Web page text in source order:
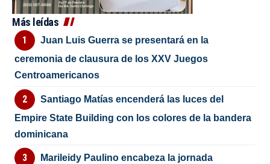
Más leídas
Juan Luis Guerra se presentará en la
ceremonia de clausura de los XXV Juegos
Centroamericanos
Santiago Matías encenderá las luces del
Empire State Building con los colores de la bandera
dominicana
Marileidy Paulino encabeza la jornada